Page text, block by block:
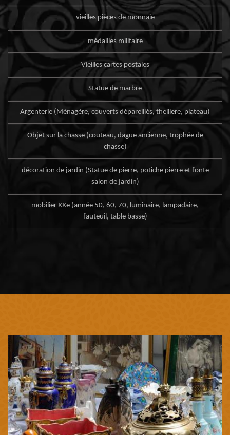
vieilles pièces de monnaie
médailles militaire
Vieilles cartes postales
Statue de marbre
Argenterie (Ménagère, couverts dépareillés, theillere, plateau)
Objet sur la chasse (couteau, dague ancienne, trophée de
chasse)
décoration de jardin (Statue de pierre, potiche pierre et fonte
salon de jardin)
mobilier XXe (année 50, 60, 70, luminaire, lampadaire,
fauteuil, table basse)